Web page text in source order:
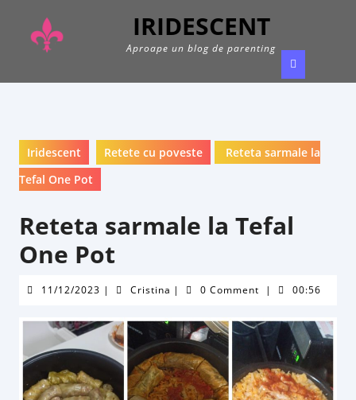
content
IRIDESCENT
Aproape un blog de parenting
Iridescent Retete cu poveste
Reteta sarmale la
Tefal One Pot
Reteta sarmale la Tefal
One Pot
11/12/2023 11/12/2023
| Cristina Cristina
| 0 Comment | 00:56